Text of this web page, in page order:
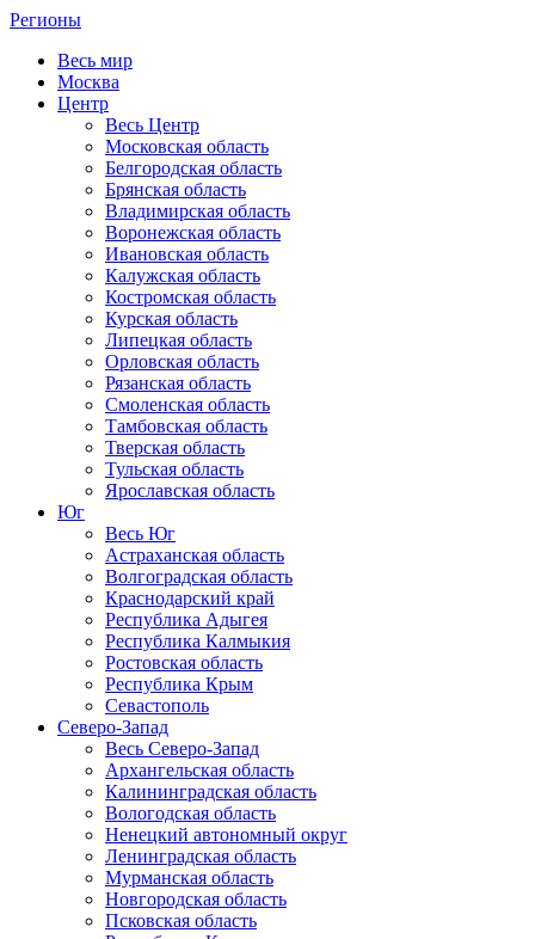
Регионы
Весь мир
Москва
Центр
Весь Центр
Московская область
Белгородская область
Брянская область
Владимирская область
Воронежская область
Ивановская область
Калужская область
Костромская область
Курская область
Липецкая область
Орловская область
Рязанская область
Смоленская область
Тамбовская область
Тверская область
Тульская область
Ярославская область
Юг
Весь Юг
Астраханская область
Волгоградская область
Краснодарский край
Республика Адыгея
Республика Калмыкия
Ростовская область
Республика Крым
Севастополь
Северо-Запад
Весь Северо-Запад
Архангельская область
Калининградская область
Вологодская область
Ненецкий автономный округ
Ленинградская область
Мурманская область
Новгородская область
Псковская область